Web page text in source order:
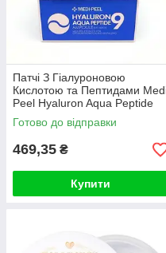
Патчі З Гіалуроновою
Кислотою та Пептидами
Peel Hyaluron Aqua Peptide
Eye Patch
Готово до відправки
469,35 ₴
Купити